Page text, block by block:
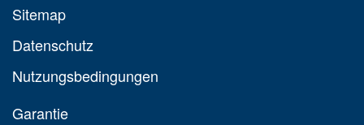
Sitemap
Datenschutz
Nutzungsbedingungen
Garantie